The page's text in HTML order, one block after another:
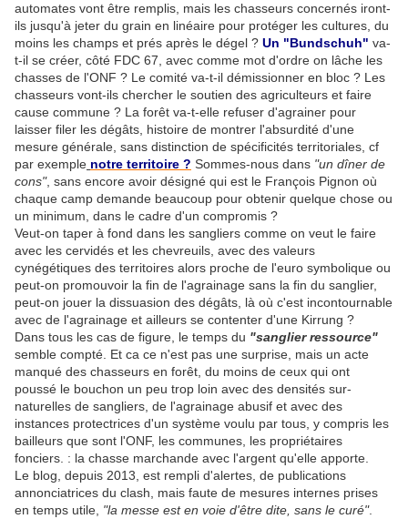
automates vont être remplis, mais les chasseurs concernés iront-
ils jusqu'à jeter du grain en linéaire pour protéger les cultures, du
moins les champs et prés après le dégel ? Un "Bundschuh" va-
t-il se créer, côté FDC 67, avec comme mot d'ordre on lâche les
chasses de l'ONF ? Le comité va-t-il démissionner en bloc ? Les
chasseurs vont-ils chercher le soutien des agriculteurs et faire
cause commune ? La forêt va-t-elle refuser d'agrainer pour
laisser filer les dégâts, histoire de montrer l'absurdité d'une
mesure générale, sans distinction de spécificités territoriales, cf
par exemple notre territoire ? Sommes-nous dans "un dîner de
cons", sans encore avoir désigné qui est le François Pignon où
chaque camp demande beaucoup pour obtenir quelque chose ou
un minimum, dans le cadre d'un compromis ?
Veut-on taper à fond dans les sangliers comme on veut le faire
avec les cervidés et les chevreuils, avec des valeurs
cynégétiques des territoires alors proche de l'euro symbolique ou
peut-on promouvoir la fin de l'agrainage sans la fin du sanglier,
peut-on jouer la dissuasion des dégâts, là où c'est incontournable
avec de l'agrainage et ailleurs se contenter d'une Kirrung ?
Dans tous les cas de figure, le temps du "sanglier ressource"
semble compté. Et ca ce n'est pas une surprise, mais un acte
manqué des chasseurs en forêt, du moins de ceux qui ont
poussé le bouchon un peu trop loin avec des densités sur-
naturelles de sangliers, de l'agrainage abusif et avec des
instances protectrices d'un système voulu par tous, y compris les
bailleurs que sont l'ONF, les communes, les propriétaires
fonciers. : la chasse marchande avec l'argent qu'elle apporte.
Le blog, depuis 2013, est rempli d'alertes, de publications
annonciatrices du clash, mais faute de mesures internes prises
en temps utile, "la messe est en voie d'être dite, sans le curé".